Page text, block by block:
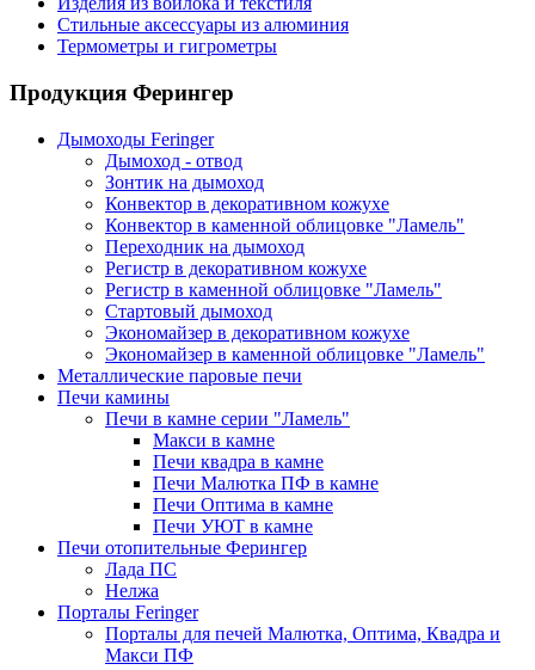
Стильные аксессуары из алюминия
Термометры и гигрометры
Продукция Ферингер
Дымоходы Feringer
Дымоход - отвод
Зонтик на дымоход
Конвектор в декоративном кожухе
Конвектор в каменной облицовке "Ламель"
Переходник на дымоход
Регистр в декоративном кожухе
Регистр в каменной облицовке "Ламель"
Стартовый дымоход
Экономайзер в декоративном кожухе
Экономайзер в каменной облицовке "Ламель"
Металлические паровые печи
Печи камины
Печи в камне серии "Ламель"
Макси в камне
Печи квадра в камне
Печи Малютка ПФ в камне
Печи Оптима в камне
Печи УЮТ в камне
Печи отопительные Ферингер
Лада ПС
Нелжа
Порталы Feringer
Порталы для печей Малютка, Оптима, Квадра и
Макси ПФ